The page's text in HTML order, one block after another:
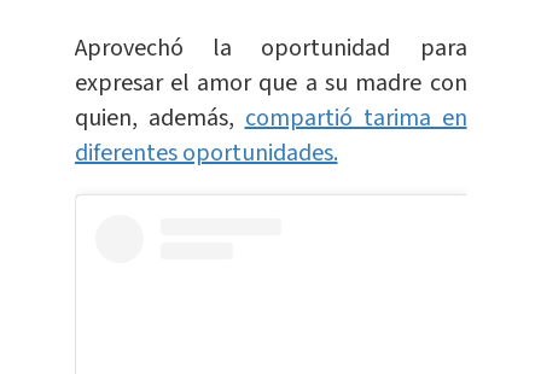
Aprovechó la oportunidad para
expresar el amor que a su madre con
quien, además,compartió tarima en
diferentes oportunidades.